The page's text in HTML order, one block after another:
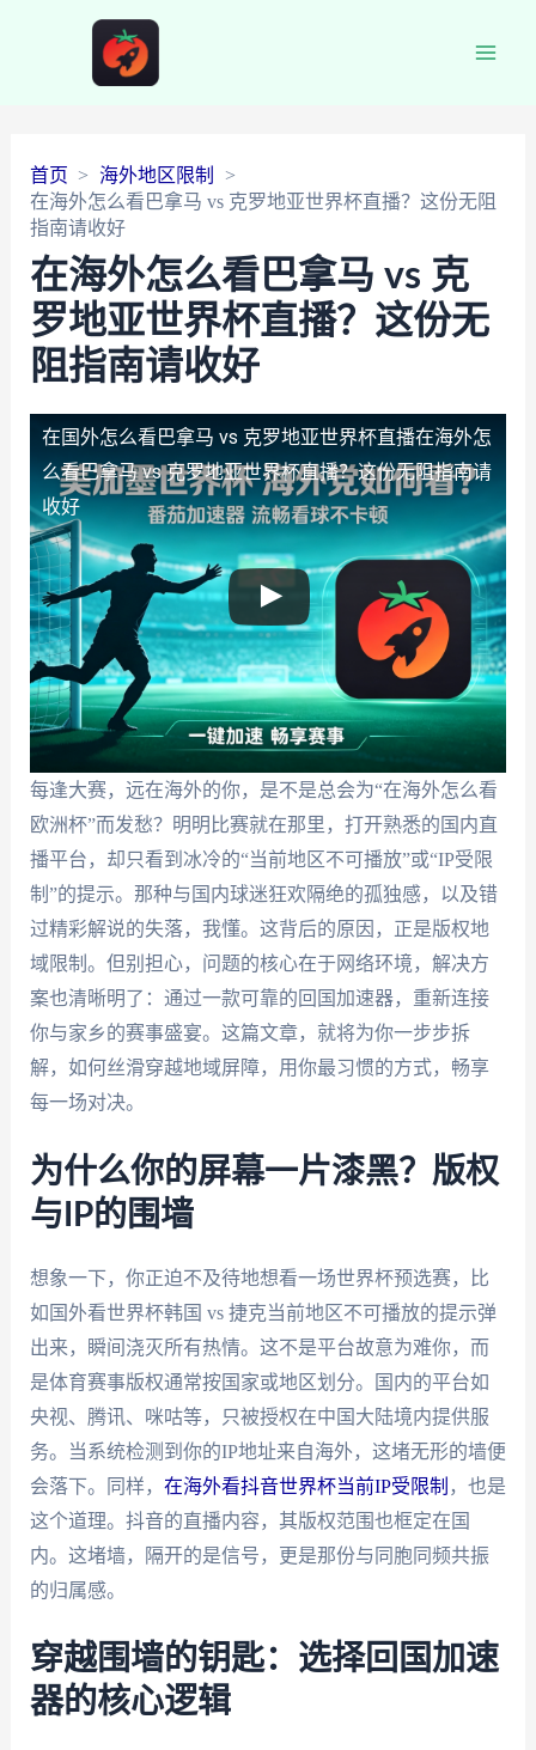
首页
海外地区限制
在海外怎么看巴拿马 vs 克罗地亚世界杯直播？这份无阻
指南请收好
在海外怎么看巴拿马 vs 克
罗地亚世界杯直播？这份无
阻指南请收好
在国外怎么看巴拿马 vs 克罗地亚世界杯直播在海外怎
么看巴拿马 vs 克罗地亚世界杯直播？这份无阻指南请
收好
每逢大赛，远在海外的你，是不是总会为“在海外怎么看
欧洲杯”而发愁？明明比赛就在那里，打开熟悉的国内直
播平台，却只看到冰冷的“当前地区不可播放”或“IP受限
制”的提示。那种与国内球迷狂欢隔绝的孤独感，以及错
过精彩解说的失落，我懂。这背后的原因，正是版权地
域限制。但别担心，问题的核心在于网络环境，解决方
案也清晰明了：通过一款可靠的回国加速器，重新连接
你与家乡的赛事盛宴。这篇文章，就将为你一步步拆
解，如何丝滑穿越地域屏障，用你最习惯的方式，畅享
每一场对决。
为什么你的屏幕一片漆黑？版权
与IP的围墙
想象一下，你正迫不及待地想看一场世界杯预选赛，比
如国外看世界杯韩国 vs 捷克当前地区不可播放的提示弹
出来，瞬间浇灭所有热情。这不是平台故意为难你，而
是体育赛事版权通常按国家或地区划分。国内的平台如
央视、腾讯、咪咕等，只被授权在中国大陆境内提供服
务。当系统检测到你的IP地址来自海外，这堵无形的墙便
会落下。同样， 在海外看抖音世界杯当前IP受限制 ，也是
这个道理。抖音的直播内容，其版权范围也框定在国
内。这堵墙，隔开的是信号，更是那份与同胞同频共振
的归属感。
穿越围墙的钥匙：选择回国加速
器的核心逻辑